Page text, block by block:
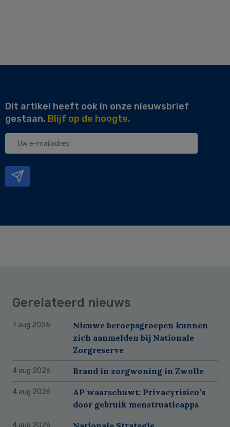
Dit artikel heeft ook in onze nieuwsbrief
gestaan. Blijf op de hoogte.
Uw
Gerelateerd nieuws
7 aug 2026
Nieuwe beroepsgroepen kunnen
zich aanmelden bij Nationale
Zorgreserve
4 aug 2026 Brand in zorgwoning in Zwolle
4 aug 2026
AP waarschuwt: Privacyrisico’s
door gebruik menstruatieapps
4 aug 2026